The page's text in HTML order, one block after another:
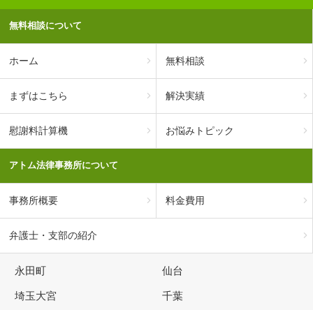
無料相談について
ホーム 無料相談
まずはこちら 解決実績
慰謝料計算機 お悩みトピック
アトム法律事務所について
事務所概要 料金費用
弁護士・支部の紹介
永田町 仙台
埼玉大宮 千葉